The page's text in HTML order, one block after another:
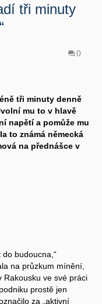
tři minuty
0
tři minuty denně
mu to v hlavě
napětí a pomůže mu
to známá německá
na přednášce v
do budoucna,“
na průzkum mínění,
Rakousku ve své práci
prostě jen
za „aktivní